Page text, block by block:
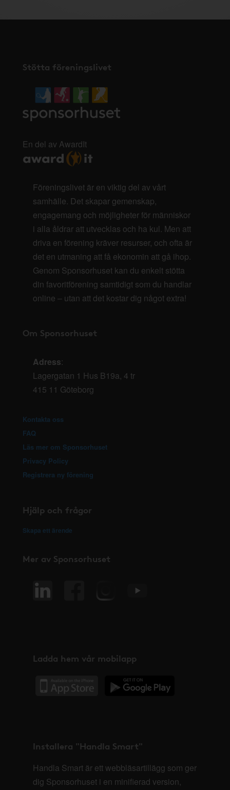
Stötta föreningslivet
En del av AwardIt
Föreningslivet är en viktig del av vårt
samhälle. Det skapar gemenskap,
engagemang och möjligheter för människor
i alla åldrar att utvecklas och ha kul. Men att
driva en förening kräver resurser, och ofta är
det en utmaning att få ekonomin att gå ihop.
Genom Sponsorhuset kan du enkelt stötta
din favoritförening samtidigt som du handlar
online – utan att det kostar dig något extra!
Om Sponsorhuset
Adress:
Lagergatan 1 Hus B19a, 4 tr
415 11 Göteborg
Kontakta oss
FAQ
Läs mer om Sponsorhuset
Privacy Policy
Registrera ny förening
Hjälp och frågor
Skapa ett ärende
Mer av Sponsorhuset
Ladda hem vår mobilapp
Installera "Handla Smart"
Handla Smart är ett webbläsartillägg som ger
dig Sponsorhuset i en minifierad version,